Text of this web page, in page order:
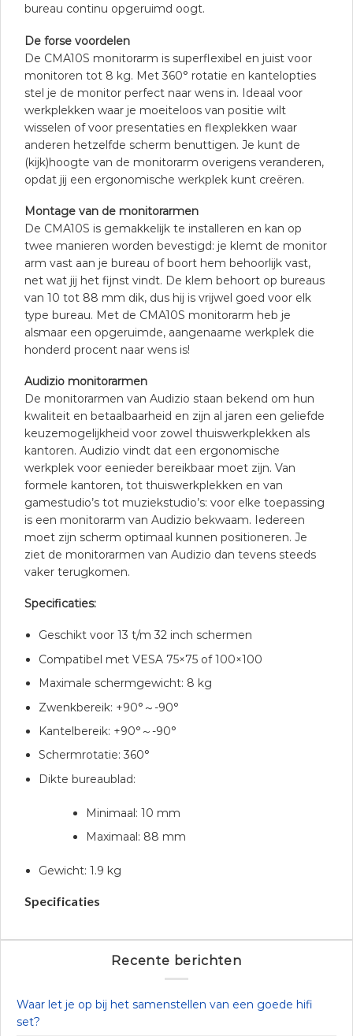
bureau continu opgeruimd oogt.
De forse voordelen
De CMA10S monitorarm is superflexibel en juist voor
monitoren tot 8 kg. Met 360° rotatie en kantelopties
stel je de monitor perfect naar wens in. Ideaal voor
werkplekken waar je moeiteloos van positie wilt
wisselen of voor presentaties en flexplekken waar
anderen hetzelfde scherm benuttigen. Je kunt de
(kijk)hoogte van de monitorarm overigens veranderen,
opdat jij een ergonomische werkplek kunt creëren.
Montage van de monitorarmen
De CMA10S is gemakkelijk te installeren en kan op
twee manieren worden bevestigd: je klemt de monitor
arm vast aan je bureau of boort hem behoorlijk vast,
net wat jij het fijnst vindt. De klem behoort op bureaus
van 10 tot 88 mm dik, dus hij is vrijwel goed voor elk
type bureau. Met de CMA10S monitorarm heb je
alsmaar een opgeruimde, aangenaame werkplek die
honderd procent naar wens is!
Audizio monitorarmen
De monitorarmen van Audizio staan bekend om hun
kwaliteit en betaalbaarheid en zijn al jaren een geliefde
keuzemogelijkheid voor zowel thuiswerkplekken als
kantoren. Audizio vindt dat een ergonomische
werkplek voor eenieder bereikbaar moet zijn. Van
formele kantoren, tot thuiswerkplekken en van
gamestudio’s tot muziekstudio’s: voor elke toepassing
is een monitorarm van Audizio bekwaam. Iedereen
moet zijn scherm optimaal kunnen positioneren. Je
ziet de monitorarmen van Audizio dan tevens steeds
vaker terugkomen.
Specificaties:
Geschikt voor 13 t/m 32 inch schermen
Compatibel met VESA 75×75 of 100×100
Maximale schermgewicht: 8 kg
Zwenkbereik: +90°～-90°
Kantelbereik: +90°～-90°
Schermrotatie: 360°
Dikte bureaublad:
Minimaal: 10 mm
Maximaal: 88 mm
Gewicht: 1.9 kg
Specificaties
Recente berichten
Waar let je op bij het samenstellen van een goede hifi
set?